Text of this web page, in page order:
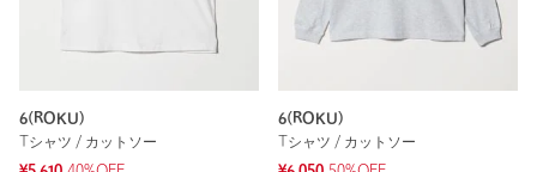
6(ROKU)
Tシャツ / カットソー
6(ROKU)
Tシャツ / カットソー